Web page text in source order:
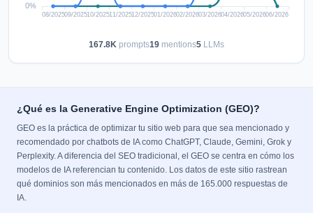
167.8K prompts19 mentions5 LLMs
¿Qué es la Generative Engine Optimization (GEO)?
GEO es la práctica de optimizar tu sitio web para que sea mencionado y
recomendado por chatbots de IA como ChatGPT, Claude, Gemini, Grok y
Perplexity. A diferencia del SEO tradicional, el GEO se centra en cómo los
modelos de IA referencian tu contenido. Los datos de este sitio rastrean
qué dominios son más mencionados en más de 165.000 respuestas de
IA.